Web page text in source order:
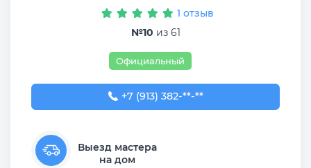
1 отзыв
№10 из 61
Официальный
+7 (913) 382-09-50
+7 (913) 382-**-**
Выезд мастера
на дом